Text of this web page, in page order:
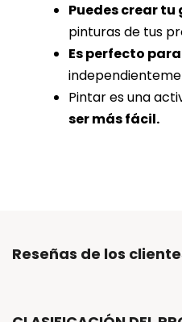
Puedes crear
pinturas de tus
Es perfecto
Pintar es una
ser más fácil.
Reseñas de los